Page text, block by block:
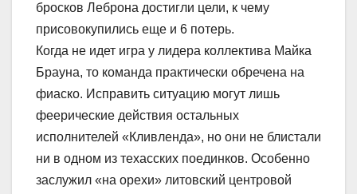
бросков Леброна достигли цели, к чему
присовокупились еще и 6 потерь.
Когда не идет игра у лидера коллектива Майка
Брауна, то команда практически обречена на
фиаско. Исправить ситуацию могут лишь
феерические действия остальных
исполнителей «Кливленда», но они не блистали
ни в одном из техасских поединков. Особенно
заслужил «на орехи» литовский центровой